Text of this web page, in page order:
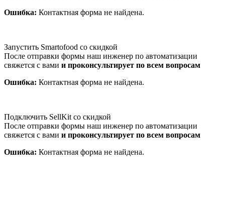
Ошибка: Контактная форма не найдена.
Запустить Smartofood со скидкой
После отправки формы наш инженер по автоматизации
свяжется с вами и проконсультирует по всем вопросам
Ошибка: Контактная форма не найдена.
Подключить SellKit со скидкой
После отправки формы наш инженер по автоматизации
свяжется с вами и проконсультирует по всем вопросам
Ошибка: Контактная форма не найдена.